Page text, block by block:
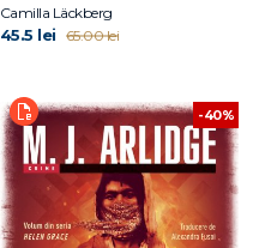
Camilla Läckberg
45.5 lei 65.00 lei
-40%